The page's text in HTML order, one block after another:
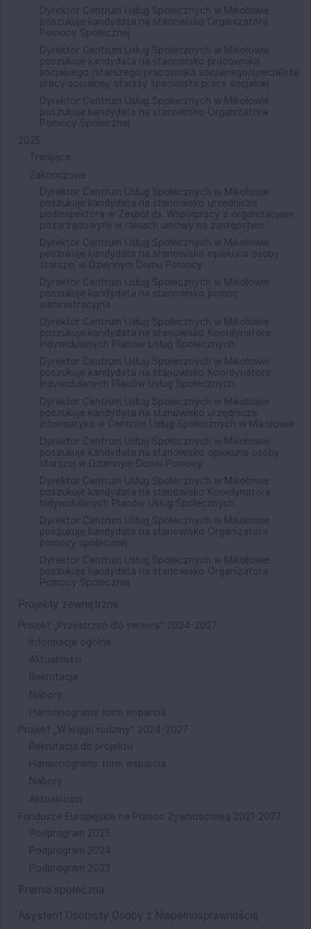
Dyrektor Centrum Usług Społecznych w Mikołowie
poszukuje kandydata na stanowisko Organizatora
Pomocy Społecznej
Dyrektor Centrum Usług Społecznych w Mikołowie
poszukuje kandydata na stanowisko pracownika
socjalnego /starszego pracownika socjalnego/specjalistę
pracy socjalnej/ starszy specjalista pracy socjalnej
Dyrektor Centrum Usług Społecznych w Mikołowie
poszukuje kandydata na stanowisko Organizatora
Pomocy Społecznej
2025
Trwające
Zakończone
Dyrektor Centrum Usług Społecznych w Mikołowie
poszukuje kandydata na stanowisko urzędnicze
podinspektora w Zespół ds. Współpracy z organizacjami
pozarządowymi w ramach umowy na zastępstwo
Dyrektor Centrum Usług Społecznych w Mikołowie
poszukuje kandydata na stanowisko opiekuna osoby
starszej w Dziennym Domu Pomocy
Dyrektor Centrum Usług Społecznych w Mikołowie
poszukuje kandydata na stanowisko pomoc
administracyjna
Dyrektor Centrum Usług Społecznych w Mikołowie
poszukuje kandydata na stanowisko Koordynatora
Indywidulanych Planów Usług Społecznych
Dyrektor Centrum Usług Społecznych w Mikołowie
poszukuje kandydata na stanowisko Koordynatora
Indywidulanych Planów Usług Społecznych
Dyrektor Centrum Usług Społecznych w Mikołowie
poszukuje kandydata na stanowisko urzędnicze
informatyka w Centrum Usług Społecznych w Mikołowie
Dyrektor Centrum Usług Społecznych w Mikołowie
poszukuje kandydata na stanowisko opiekuna osoby
starszej w Dziennym Domu Pomocy
Dyrektor Centrum Usług Społecznych w Mikołowie
poszukuje kandydata na stanowisko Koordynatora
Indywidulanych Planów Usług Społecznych
Dyrektor Centrum Usług Społecznych w Mikołowie
poszukuje kandydata na stanowisko Organizatora
pomocy społecznej
Dyrektor Centrum Usług Społecznych w Mikołowie
poszukuje kandydata na stanowisko Organizatora
Pomocy Społecznej
Projekty zewnętrzne
Projekt „Przestrzeń dla seniora” 2024-2027
Informacje ogólne
Aktualności
Rekrutacja
Nabory
Harmonogramy form wsparcia
Projekt „W kręgu rodziny” 2024-2027
Rekrutacja do projektu
Harmonogramy form wsparcia
Nabory
Aktualności
Fundusze Europejskie na Pomoc Żywnościową 2021-2027
Podprogram 2025
Podprogram 2024
Podprogram 2023
Premia społeczna
Asystent Osobisty Osoby z Niepełnosprawnością